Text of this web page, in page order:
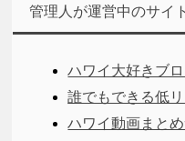
管理人が運営中のサイト
ハワイ大好きブ
誰でもできる低
ハワイ動画まとめ